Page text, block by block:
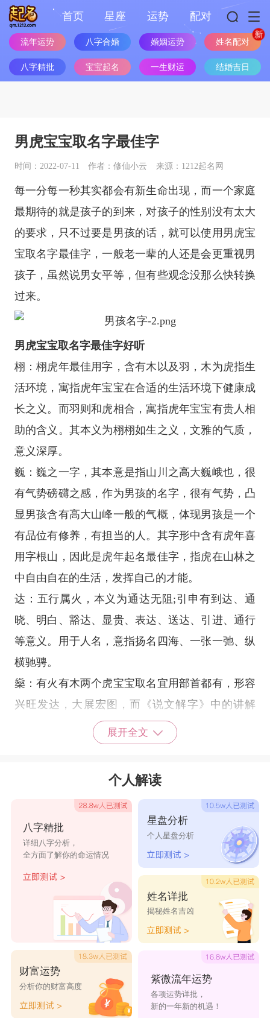
首页 星座 运势 配对
流年运势 八字合婚 婚姻运势 姓名配对
八字精批 宝宝起名 一生财运 结婚吉日
男虎宝宝取名字最佳字
时间：2022-07-11 作者：修仙小云 来源：1212起名网
每一分每一秒其实都会有新生命出现，而一个家庭
最期待的就是孩子的到来，对孩子的性别没有太大
的要求，只不过要是男孩的话，就可以使用男虎宝
宝取名字最佳字，一般老一辈的人还是会更重视男
孩子，虽然说男女平等，但有些观念没那么快转换
过来。
男虎宝宝取名字最佳字好听
栩：栩虎年最佳用字，含有木以及羽，木为虎指生
活环境，寓指虎年宝宝在合适的生活环境下健康成
长之义。而羽则和虎相合，寓指虎年宝宝有贵人相
助的含义。其本义为栩栩如生之义，文雅的气质，
意义深厚。
巍：巍之一字，其本意是指山川之高大巍峨也，很
有气势磅礴之感，作为男孩的名字，很有气势，凸
显男孩含有高大山峰一般的气概，体现男孩是一个
有品位有修养，有担当的人。其字形中含有虎年喜
用字根山，因此是虎年起名最佳字，指虎在山林之
中自由自在的生活，发挥自己的才能。
达：五行属火，本义为通达无阻;引申有到达、通
晓、明白、豁达、显贵、表达、送达、引进、通行
等意义。用于人名，意指扬名四海、一张一弛、纵
横驰骋。
燊：有火有木两个虎宝宝取名宜用部首都有，形容
兴旺发达，大展宏图，而《说文解字》中的讲解
是“燊”盛貌，从燊在木上，所以这个字呢，自带繁
义是指金多兴盛之意，因此含有吉祥的内涵，寓意
男孩财运滚滚，具有富贵吉祥之义。寓指虎年男孩
前程似锦的内涵。
翎：翎，五行属火，本义鸟翅膀和尾巴上的长而硬
的羽毛，亦泛指鸟羽。有的颜色十分绚丽，可以制
作成工艺品或装饰品，如“顶戴花翎”。用于人名，
寓意美丽、漂亮、醒目。
男虎宝宝取名字最佳字创意
琛 琤 琮
璠 珩 琥 环 珲
珈 琎 裴 滕
展开全文
个人解读
八字精批
详细八字分析，
全方面了解你的命运情况
财富运势
分析你的财富高度
星盘分析
个人星盘分析
姓名详批
揭秘姓名吉凶
紫微流年运势
各项运势详批，
新的一年新的机遇！